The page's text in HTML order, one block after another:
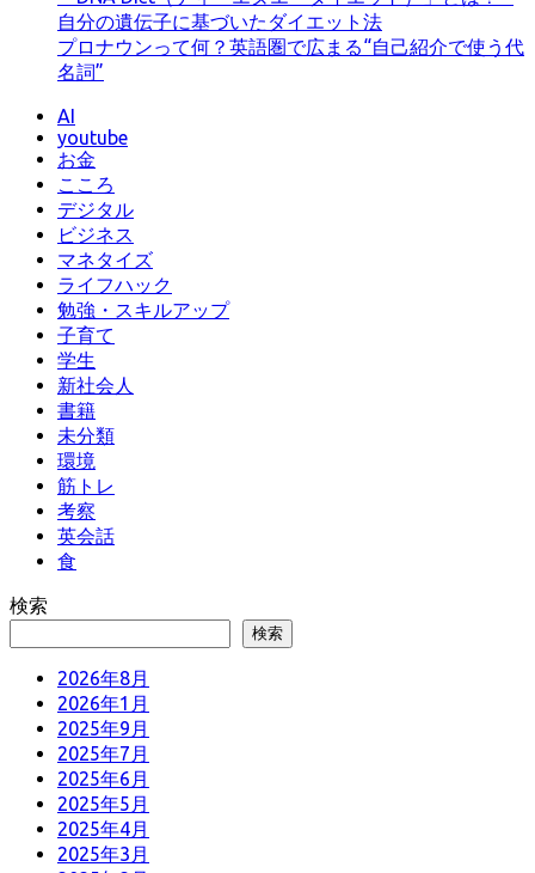
自分の遺伝子に基づいたダイエット法
プロナウンって何？英語圏で広まる“自己紹介で使う代
名詞”
AI
youtube
お金
こころ
デジタル
ビジネス
マネタイズ
ライフハック
勉強・スキルアップ
子育て
学生
新社会人
書籍
未分類
環境
筋トレ
考察
英会話
食
検索
検索
2026年8月
2026年1月
2025年9月
2025年7月
2025年6月
2025年5月
2025年4月
2025年3月